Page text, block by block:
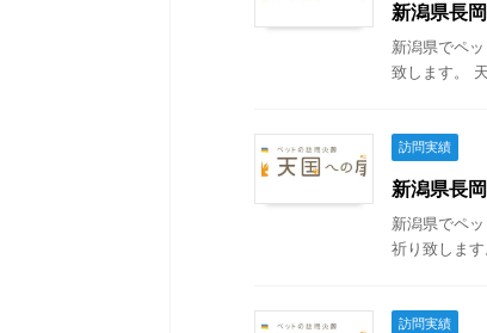
新潟県長
新潟県でペ
致します。
訪問実績
新潟県長
新潟県でペ
祈り致しま
訪問実績